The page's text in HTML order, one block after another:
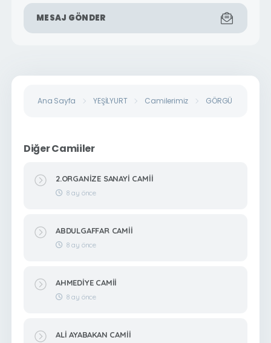
MESAJ GÖNDER
Ana Sayfa YEŞİLYURT Camilerimiz GÖRGÜ
Diğer Camiiler
2.ORGANİZE SANAYİ CAMİİ
8 ay önce
ABDULGAFFAR CAMİİ
8 ay önce
AHMEDİYE CAMİİ
8 ay önce
ALİ AYABAKAN CAMİİ